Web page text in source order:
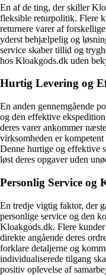
En af de ting, der skiller
fleksible returpolitik. Flere
returnere varer af
yderst behjælpelig og
service skaber tillid og
hos Kloakgods.dk uden
Hurtig Levering og
En anden gennemgående
og den effektive
deres varer ankommer
virksomheden er
Denne hurtige og effektive
løst deres opgaver uden
Personlig Service og
En tredje vigtig faktor, der
personlige service og den
Kloakgods.dk. Flere
direkte angående deres
forklare detaljerne og
individualiserede tilgang
positiv oplevelse af